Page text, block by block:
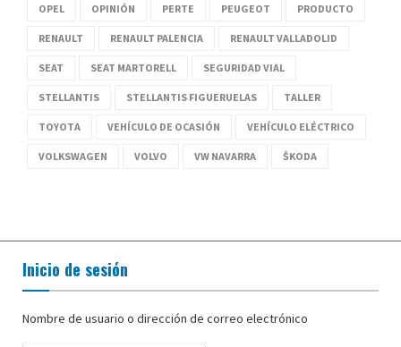
OPEL OPINIÓN PERTE PEUGEOT PRODUCTO
RENAULT RENAULT PALENCIA RENAULT VALLADOLID
SEAT SEAT MARTORELL SEGURIDAD VIAL
STELLANTIS STELLANTIS FIGUERUELAS TALLER
TOYOTA VEHÍCULO DE OCASIÓN VEHÍCULO ELÉCTRICO
VOLKSWAGEN VOLVO VW NAVARRA ŠKODA
Inicio de sesión
Nombre de usuario o dirección de correo electrónico